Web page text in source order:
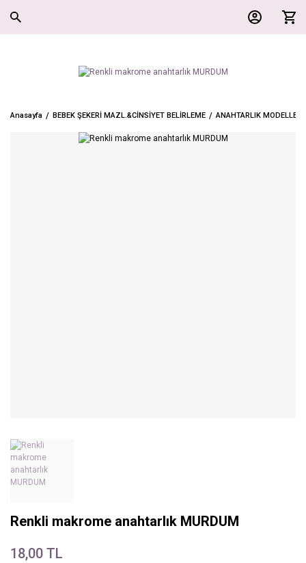
Anasayfa BEBEK ŞEKERİ MAZL.&CİNSİYET BELİRLEME ANAHTARLIK MODELLERİ
Renkli makrome anahtarlık MURDUM
18,00 TL